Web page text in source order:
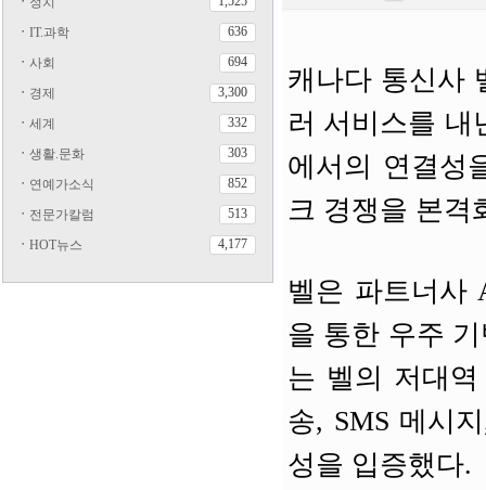
ㆍ IT.과학 636
ㆍ 사회 694
ㆍ 경제 3,300
ㆍ 세계 332
ㆍ 생활.문화 303
ㆍ 연예가소식 852
ㆍ 전문가칼럼 513
ㆍ HOT뉴스 4,177
캐나다 통신사
러 서비스를 내
에서의 연결성
크 경쟁을 본격
벨은 파트너사
을 통한 우주
는 벨의 저대
송, SMS 메시
성을 입증했다.